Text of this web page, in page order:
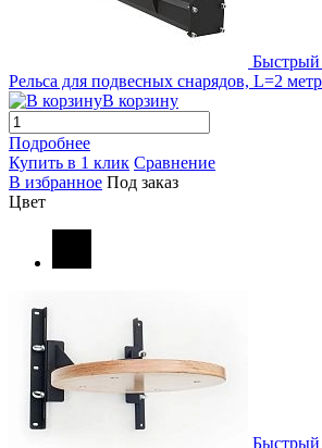
Быстрый
Рельса для подвесных снарядов, L=2
В корзину
Подробнее
Купить в 1 клик Сравнение
В избранное Под заказ
Цвет
Быстрый